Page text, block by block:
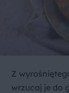
Z
wrzucaj je do